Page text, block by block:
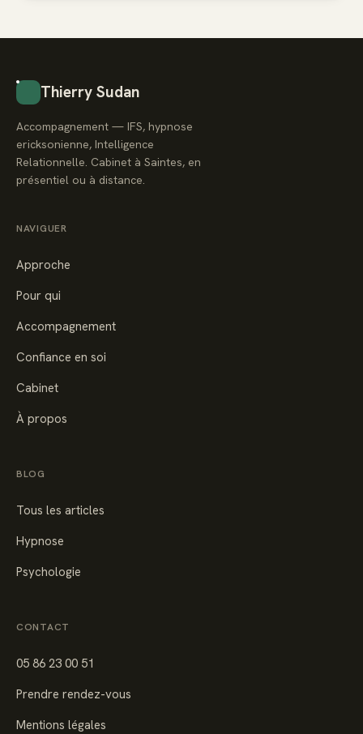
Thierry Sudan
Accompagnement — IFS, hypnose
ericksonienne, Intelligence
Relationnelle. Cabinet à Saintes, en
présentiel ou à distance.
NAVIGUER
Approche
Pour qui
Accompagnement
Confiance en soi
Cabinet
À propos
BLOG
Tous les articles
Hypnose
Psychologie
CONTACT
05 86 23 00 51
Prendre rendez-vous
Mentions légales